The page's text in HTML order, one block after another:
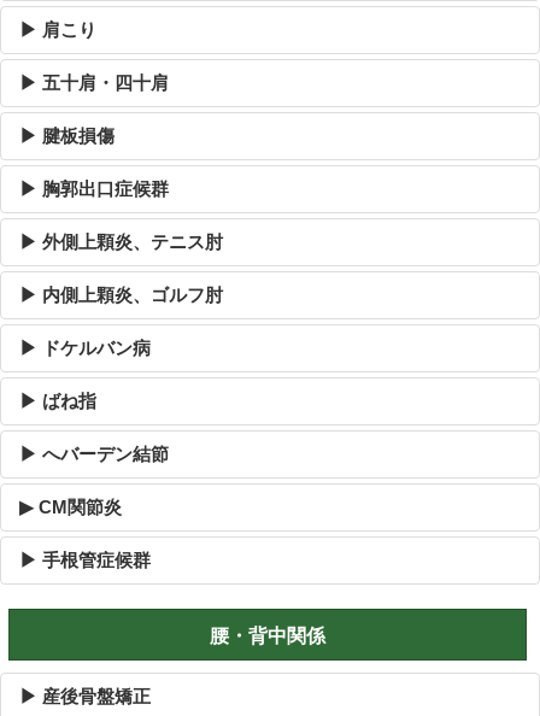
▶ 肩こり
▶ 五十肩・四十肩
▶ 腱板損傷
▶ 胸郭出口症候群
▶ 外側上顆炎、テニス肘
▶ 内側上顆炎、ゴルフ肘
▶ ドケルバン病
▶ ばね指
▶ へバーデン結節
▶ CM関節炎
▶ 手根管症候群
腰・背中関係
▶ 産後骨盤矯正